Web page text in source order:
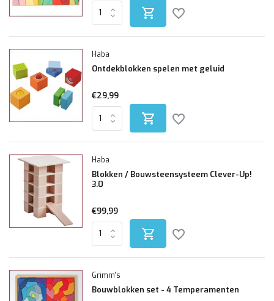
Haba
Ontdekblokken spelen met geluid
€29,99
Haba
Blokken / Bouwsteensysteem Clever-Up!
3.0
€99,99
Grimm's
Bouwblokken set - 4 Temperamenten